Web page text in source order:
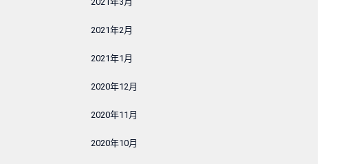
2021年2月
2021年1月
2020年12月
2020年11月
2020年10月